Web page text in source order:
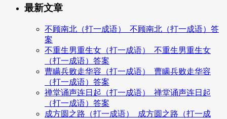
最新文章
不顾南北（打一成语）_不顾南北（打一成语）答
案
不重生男重生女（打一成语）_不重生男重生女
（打一成语）答案
曹瞒兵败走华容（打一成语）_曹瞒兵败走华容
（打一成语）答案
禅堂诵声连日起（打一成语）_禅堂诵声连日起
（打一成语）答案
成方圆之路（打一成语）_成方圆之路（打一成